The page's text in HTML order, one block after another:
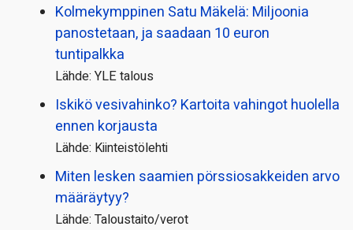
Kolmekymppinen Satu Mäkelä: Miljoonia
panostetaan, ja saadaan 10 euron
tuntipalkka
Lähde: YLE talous
Iskikö vesivahinko? Kartoita vahingot huolella
ennen korjausta
Lähde: Kiinteistölehti
Miten lesken saamien pörssi­osakkeiden arvo
määräytyy?
Lähde: Taloustaito/verot